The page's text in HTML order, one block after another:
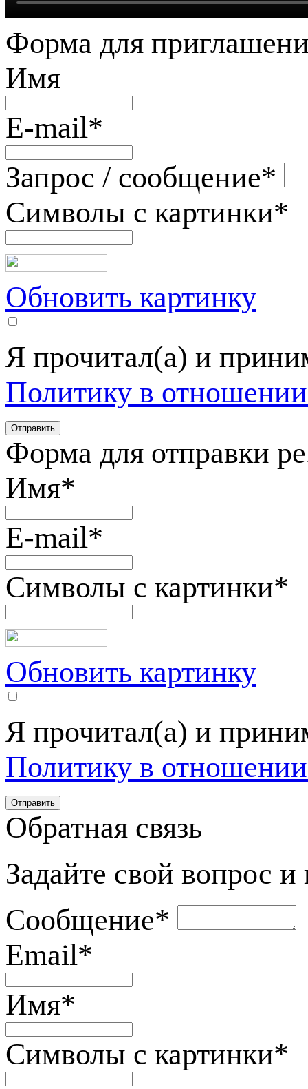
Форма для
Имя
E-mail*
Запрос / сообщение*
Символы с картинки*
Обновить картинку
Я прочитал(а) и
Политику в
Форма для отправки
Имя*
E-mail*
Символы с картинки*
Обновить картинку
Я прочитал(а) и
Политику в
Обратная связь
Задайте свой вопрос
Сообщение*
Email*
Имя*
Символы с картинки*